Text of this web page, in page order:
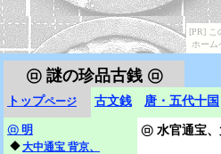
[PR] こ
ホーム
トップページ
㋺謎の珍品古銭 ㋺
古文銭 唐・五代十国
㋺ 水官通宝
㋺ 明
◆大中通宝 背京、